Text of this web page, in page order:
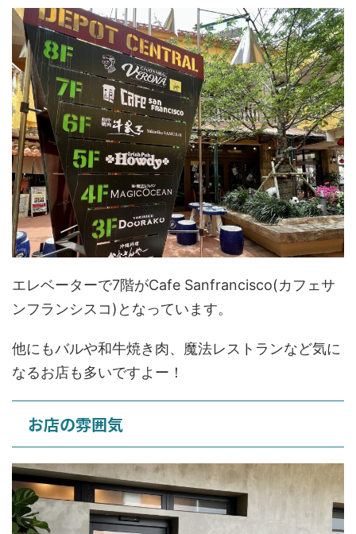
エレベーターで7階がCafe Sanfrancisco(カフェサ
ンフランシスコ)となっています。
他にもバルや和牛焼き肉、魔法レストランなど気に
なるお店も多いですよー！
お店の雰囲気